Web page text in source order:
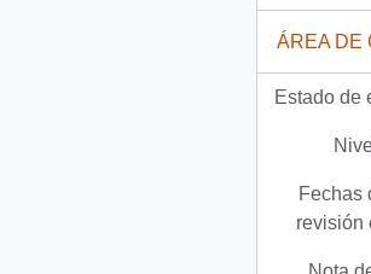
ÁREA DE
Estado de
Fechas
revisión